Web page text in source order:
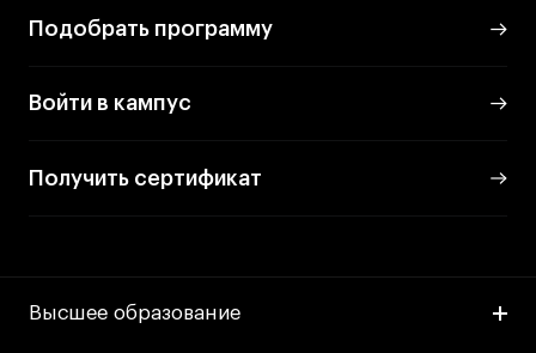
Подобрать программу
Войти в кампус
Получить сертификат
Высшее образование